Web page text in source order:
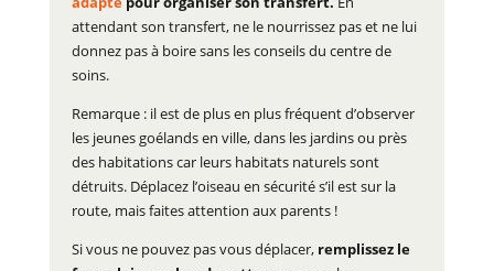
attendant son transfert, ne le nourrissez pas et ne lui
donnez pas à boire sans les conseils du centre de
soins.
Remarque : il est de plus en plus fréquent d’observer
les jeunes goélands en ville, dans les jardins ou près
des habitations car leurs habitats naturels sont
détruits. Déplacez l’oiseau en sécurité s’il est sur la
route, mais faites attention aux parents !
Si vous ne pouvez pas vous déplacer, remplissez le